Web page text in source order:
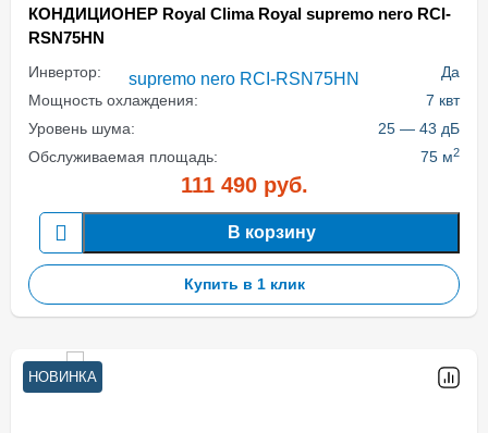
КОНДИЦИОНЕР Royal Clima Royal supremo nero RCI-
RSN75HN
Инвертор:
Да
Мощность охлаждения:
7 квт
Уровень шума:
25 — 43 дБ
Обслуживаемая площадь:
75 м2
111 490руб.
В корзину
Купить в 1 клик
НОВИНКА